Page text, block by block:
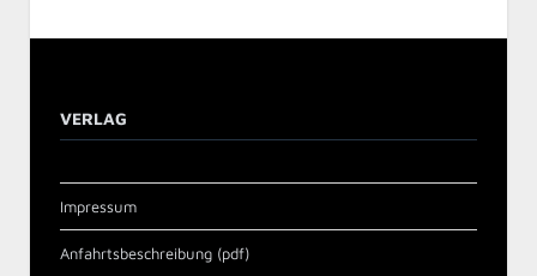
VERLAG
Impressum
Anfahrtsbeschreibung (pdf)